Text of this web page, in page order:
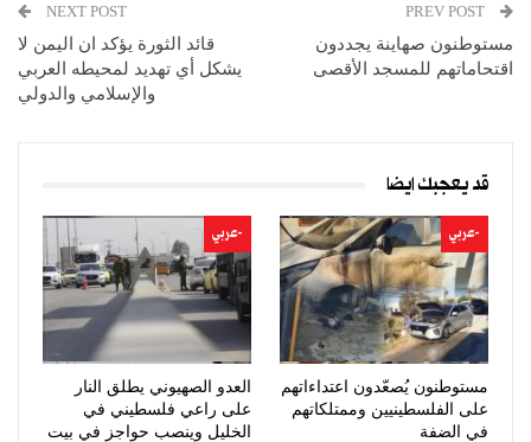
مستوطنون صهاينة يجددون
اقتحاماتهم للمسجد الأقصى
NEXT POST
قائد الثورة يؤكد ان اليمن لا
يشكل أي تهديد لمحيطه العربي
والإسلامي والدولي
قد يعجبك ايضا
-عربي
مستوطنون يُصعّدون اعتداءاتهم
على الفلسطينيين وممتلكاتهم
في الضفة
-عربي
العدو الصهيوني يطلق النار
على راعي فلسطيني في
الخليل وينصب حواجز في بيت